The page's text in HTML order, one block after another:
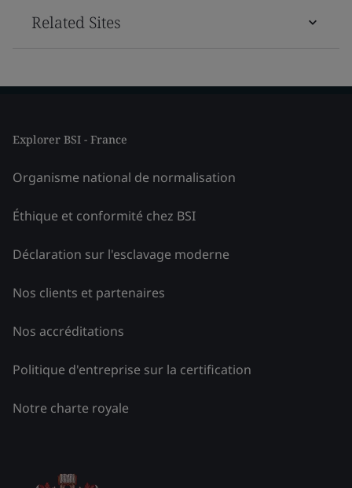
Related Sites
Explorer BSI - France
Organisme national de normalisation
Éthique et conformité chez BSI
Déclaration sur l'esclavage moderne
Nos clients et partenaires
Nos accréditations
Politique d'entreprise sur la certification
Notre charte royale